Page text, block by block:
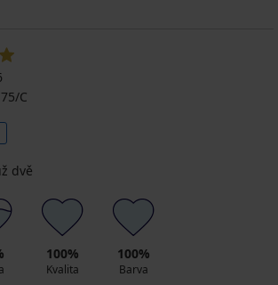
C
dvě
100%
Kvalita
100%
Barva